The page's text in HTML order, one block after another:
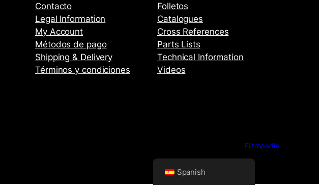
Contacto
Legal Information
My Account
Métodos de pago
Shipping & Delivery
Términos y condiciones
Folletos
Catalogues
Cross References
Parts Lists
Technical Information
Videos
Filtropedia
Spanish